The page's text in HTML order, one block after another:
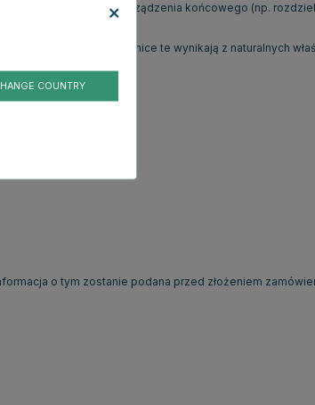
ustawienia urządzenia końcowego (np.
oraz odcieniu. Różnice te wynikają z naturalnych
o tym zostanie podana przed złożeniem
COUNTRY